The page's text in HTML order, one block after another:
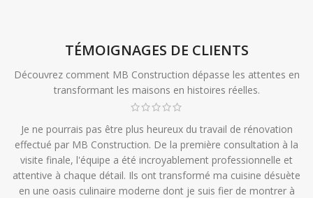
TÉMOIGNAGES DE CLIENTS
Découvrez comment MB Construction dépasse les attentes en
transformant les maisons en histoires réelles.
Je ne pourrais pas être plus heureux du travail de rénovation
effectué par MB Construction. De la première consultation à la
visite finale, l'équipe a été incroyablement professionnelle et
attentive à chaque détail. Ils ont transformé ma cuisine désuète
en une oasis culinaire moderne dont je suis fier de montrer à